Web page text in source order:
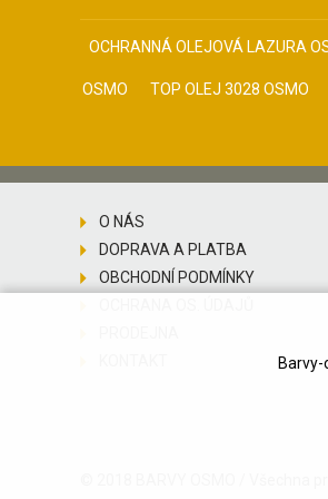
OCHRANNÁ OLEJOVÁ LAZURA
OSMO TOP OLEJ 3028 OSMO
O NÁS
DOPRAVA A PLATBA
OBCHODNÍ PODMÍNKY